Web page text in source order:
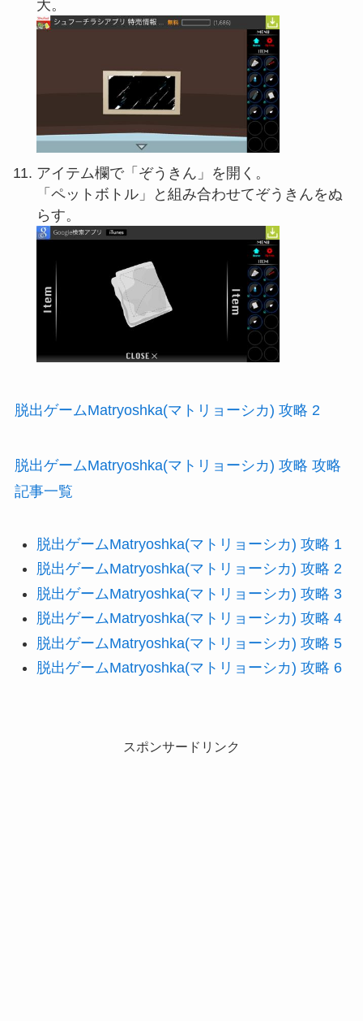
大。
アイテム欄で「ぞうきん」を開く。
「ペットボトル」と組み合わせてぞうきんをぬ
らす。
脱出ゲームMatryoshka(マトリョーシカ) 攻略 2
脱出ゲームMatryoshka(マトリョーシカ) 攻略 攻略
記事一覧
脱出ゲームMatryoshka(マトリョーシカ) 攻略 1
脱出ゲームMatryoshka(マトリョーシカ) 攻略 2
脱出ゲームMatryoshka(マトリョーシカ) 攻略 3
脱出ゲームMatryoshka(マトリョーシカ) 攻略 4
脱出ゲームMatryoshka(マトリョーシカ) 攻略 5
脱出ゲームMatryoshka(マトリョーシカ) 攻略 6
スポンサードリンク